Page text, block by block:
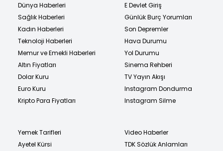
Dünya Haberleri
Sağlık Haberleri
Kadın Haberleri
Teknoloji Haberleri
Memur ve Emekli Haberleri
Altın Fiyatları
Dolar Kuru
Euro Kuru
Kripto Para Fiyatları
E Devlet Giriş
Günlük Burç Yorumları
Son Depremler
Hava Durumu
Yol Durumu
Sinema Rehberi
TV Yayın Akışı
Instagram Dondurma
Instagram Silme
Yemek Tarifleri
Ayetel Kürsi
Video Haberler
TDK Sözlük Anlamları